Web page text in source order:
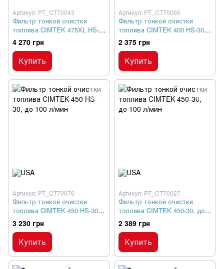
Артикул: PT_CT70043
Фильтр тонкой очистки
топлива CIMTEK 475XL HS-
30, до 120 л/мин
4 270 грн
Купить
Артикул: PT_CT70065
Фильтр тонкой очистки
топлива CIMTEK 400 HS-30,
до 80 л/мин
2 375 грн
Купить
Артикул: PT_CT70076
Фильтр тонкой очистки
топлива CIMTEK 450 HS-30,
до 100 л/мин
3 230 грн
Купить
Артикул: PT_CT70027
Фильтр тонкой очистки
топлива CIMTEK 450-30, до
100 л/мин
2 389 грн
Купить